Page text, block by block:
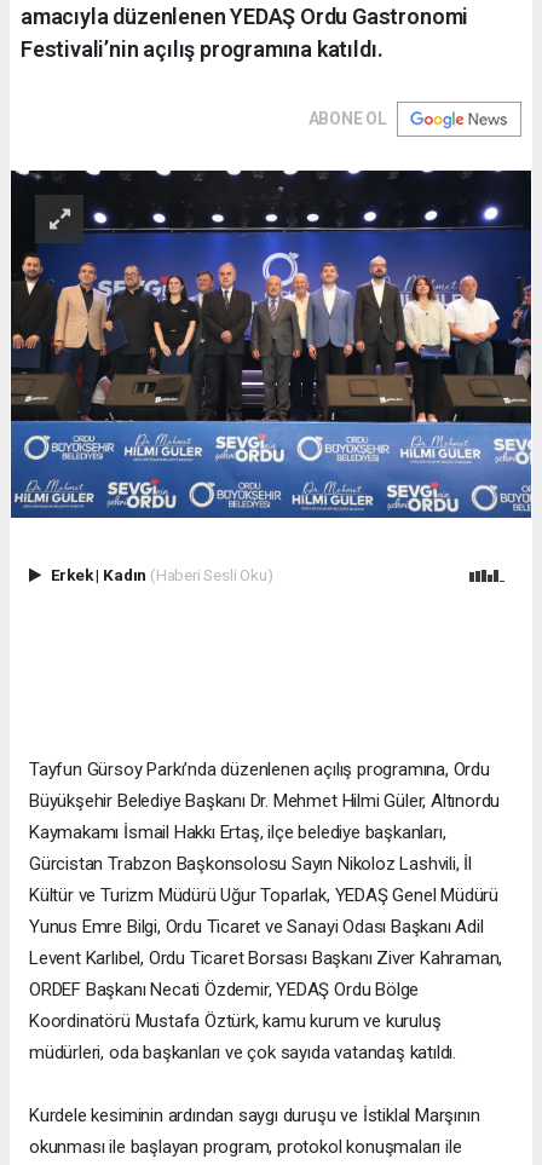
amacıyla düzenlenen YEDAŞ Ordu Gastronomi
Festivali’nin açılış programına katıldı.
ABONE OL
Erkek| Kadın (Haberi Sesli Oku)
Tayfun Gürsoy Parkı’nda düzenlenen açılış programına, Ordu
Büyükşehir Belediye Başkanı Dr. Mehmet Hilmi Güler, Altınordu
Kaymakamı İsmail Hakkı Ertaş, ilçe belediye başkanları,
Gürcistan Trabzon Başkonsolosu Sayın Nikoloz Lashvili, İl
Kültür ve Turizm Müdürü Uğur Toparlak, YEDAŞ Genel Müdürü
Yunus Emre Bilgi, Ordu Ticaret ve Sanayi Odası Başkanı Adil
Levent Karlıbel, Ordu Ticaret Borsası Başkanı Ziver Kahraman,
ORDEF Başkanı Necati Özdemir, YEDAŞ Ordu Bölge
Koordinatörü Mustafa Öztürk, kamu kurum ve kuruluş
müdürleri, oda başkanları ve çok sayıda vatandaş katıldı.
Kurdele kesiminin ardından saygı duruşu ve İstiklal Marşının
okunması ile başlayan program, protokol konuşmaları ile